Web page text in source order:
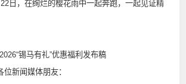
，在绚烂的樱花雨中一起奔跑，一起见证精
2026“锡马有礼”优惠福利发布稿
新闻媒体朋友：